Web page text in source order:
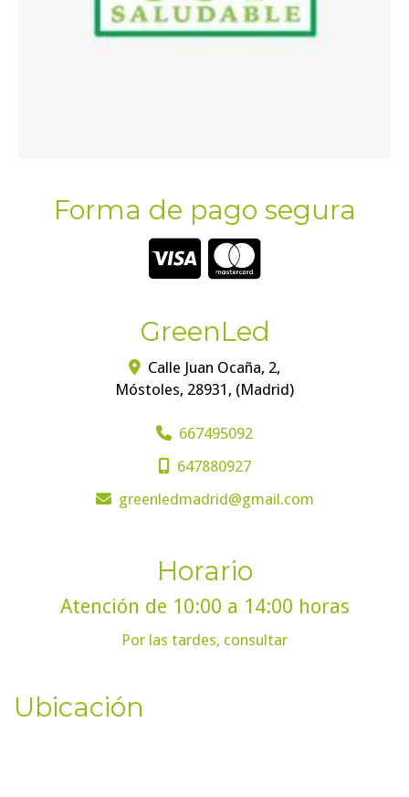
Forma de pago segura
GreenLed
Calle Juan Ocaña, 2,
Móstoles, 28931 , (Madrid)
667495092
647880927
greenledmadrid
gmail.com
Horario
Atención de 10:00 a 14:00 horas
Por las tardes, consultar
Ubicación